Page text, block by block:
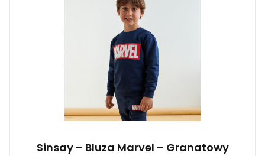
Sinsay – Bluza Marvel – Granatowy